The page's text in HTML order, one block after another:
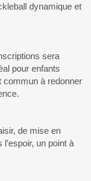
dynamique et
sera
pour enfants
commun à redonner
de mise en
un point à